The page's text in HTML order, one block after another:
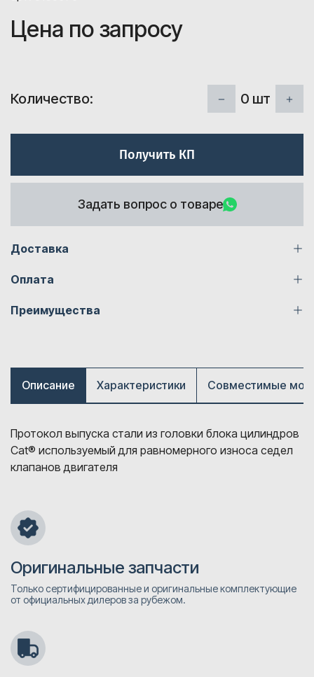
Цена по запросу
Количество: 0 шт
Получить КП
Задать вопрос о товаре
Доставка
Оплата
Преимущества
Описание Характеристики Совместимые
Протокол выпуска стали из головки блока цилиндров
Cat® используемый для равномерного износа седел
клапанов двигателя
Оригинальные запчасти
Только сертифицированные и оригинальные комплектующие
от официальных дилеров за рубежом.